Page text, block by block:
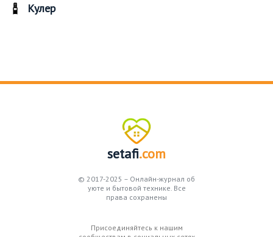
Кулер
setafi.com
© 2017-2025 – Онлайн-журнал об
уюте и бытовой технике. Все
права сохранены
Присоединяйтесь к нашим